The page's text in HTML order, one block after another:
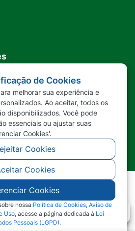
Municipal de Nova Lacerda -
os direitos reservados
de Cookies
melhorar sua experiência e
Ao aceitar, todos os
disponibilizados. Você pode
essenciais ou ajustar suas
Cookies'.
Cookies
Cookies
Cookies
nossa Política de Cookies, Aviso de
Uso, acesse a página dedicada à Lei
Pessoais (LGPD).